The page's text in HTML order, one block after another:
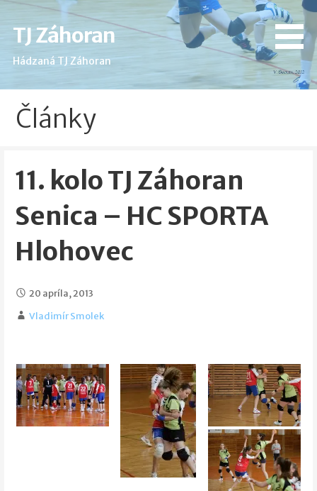
Skip
content
TJ Záhoran
Hádzaná TJ Záhoran
Články
11. kolo TJ Záhoran
Senica – HC SPORTA
Hlohovec
20 apríla, 2013
Vladimír Smolek